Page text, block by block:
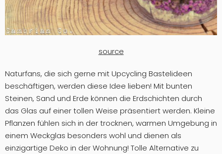
source
Naturfans, die sich gerne mit Upcycling Bastelideen
beschäftigen, werden diese Idee lieben! Mit bunten
Steinen, Sand und Erde können die Erdschichten durch
das Glas auf einer tollen Weise präsentiert werden. Kleine
Pflanzen fühlen sich in der trocknen, warmen Umgebung in
einem Weckglas besonders wohl und dienen als
einzigartige Deko in der Wohnung! Tolle Alternative zu